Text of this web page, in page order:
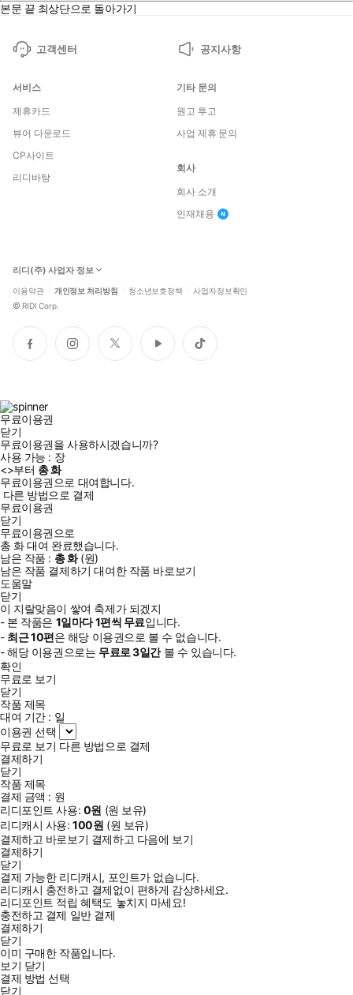
본문 끝 최상단으로 돌아가기
고객센터 공지사항
서비스
제휴카드
뷰어 다운로드
CP사이트
리디바탕
기타 문의
원고 투고
사업 제휴 문의
회사
회사 소개
인재채용
리디(주) 사업자 정보
이용약관 개인정보 처리방침 청소년보호정책 사업자정보확인
© RIDI Corp.
페
이
인
스
트
위
유
튜
틱
톡
무료이용권
닫기
무료이용권을 사용하시겠습니까?
사용 가능 : 장
<>부터 총화
무료이용권으로 대여합니다.
다른 방법으로 결제
무료이용권
닫기
무료이용권으로
총 화대여 완료했습니다.
남은 작품 : 총화(원)
남은 작품 결제하기 대여한 작품 바로보기
도움말
닫기
이 지랄맞음이 쌓여 축제가 되겠지
- 본 작품은 1일마다1편씩 무료입니다.
- 최근10편은 해당 이용권으로 볼 수 없습니다.
- 해당 이용권으로는 무료로3일간볼 수 있습니다.
확인
무료로 보기
닫기
작품 제목
대여 기간 : 일
이용권 선택
무료로 보기 다른 방법으로 결제
결제하기
닫기
작품 제목
결제 금액 : 원
리디포인트 사용: 0원 (원 보유)
리디캐시 사용:100원 (원 보유)
결제하고 바로보기 결제하고 다음에 보기
결제하기
닫기
결제 가능한 리디캐시, 포인트가 없습니다.
리디캐시 충전하고 결제없이 편하게 감상하세요.
리디포인트 적립 혜택도 놓치지 마세요!
충전하고 결제 일반 결제
결제하기
닫기
이미 구매한 작품입니다.
보기 닫기
결제 방법 선택
닫기